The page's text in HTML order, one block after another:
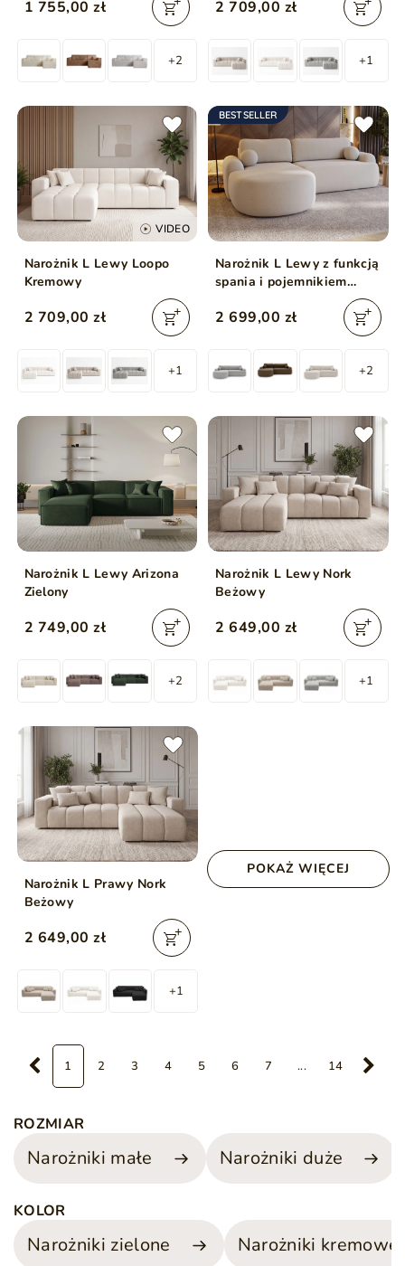
Ciemny szary
1 755,00 zł
+2
2 709,00 zł
+1
VIDEO
Narożnik L Lewy Loopo
Kremowy
2 709,00 zł
+1
BESTSELLER
Narożnik L Lewy z funkcją
spania i pojemnikiem
2 699,00 zł
+2
Narożnik L Lewy Arizona
Zielony
2 749,00 zł
+2
Narożnik L Lewy Nork
Beżowy
2 649,00 zł
+1
Narożnik L Prawy Nork
Beżowy
2 649,00 zł
+1
POKAŻ WIĘCEJ
1 2 3 4 5 6 7 ... 14
ROZMIAR
Narożniki małe Narożniki duże
KOLOR
Narożniki zielone Narożniki kremowe